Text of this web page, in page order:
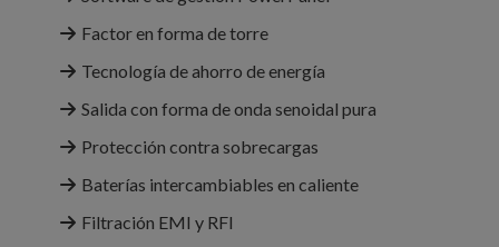
Factor en forma de torre
Tecnología de ahorro de energía
Salida con forma de onda senoidal pura
Protección contra sobrecargas
Baterías intercambiables en caliente
Filtración EMI y RFI